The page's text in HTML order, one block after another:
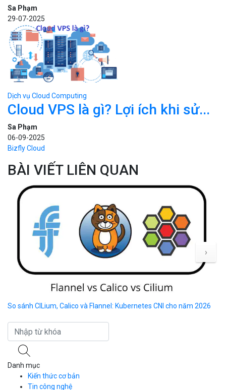
Sa Phạm
29-07-2025
Dịch vụ Cloud Computing
Cloud VPS là gì? Lợi ích khi sử...
Sa Phạm
06-09-2025
BÀI VIẾT LIÊN QUAN
›
Danh mục
Kiến thức cơ bản
Tin công nghệ